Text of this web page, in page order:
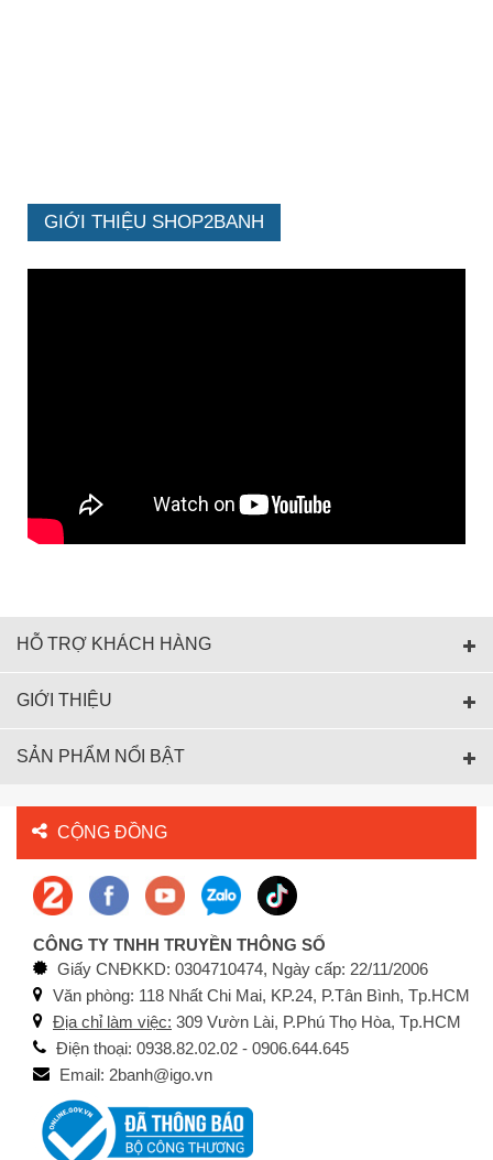
GIỚI THIỆU SHOP2BANH
HỖ TRỢ KHÁCH HÀNG
GIỚI THIỆU
SẢN PHẨM NỔI BẬT
CỘNG ĐỒNG
CÔNG TY TNHH TRUYỀN THÔNG SỐ
Giấy CNĐKKD: 0304710474, Ngày cấp: 22/11/2006
Văn phòng: 118 Nhất Chi Mai, KP.24, P.Tân Bình, Tp.HCM
Địa chỉ làm việc: 309 Vườn Lài, P.Phú Thọ Hòa, Tp.HCM
Điện thoại: 0938.82.02.02 - 0906.644.645
Email: 2banh@igo.vn